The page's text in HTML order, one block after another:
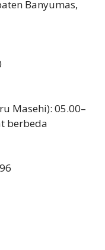
Banyumas,
Masehi): 05.00–
berbeda